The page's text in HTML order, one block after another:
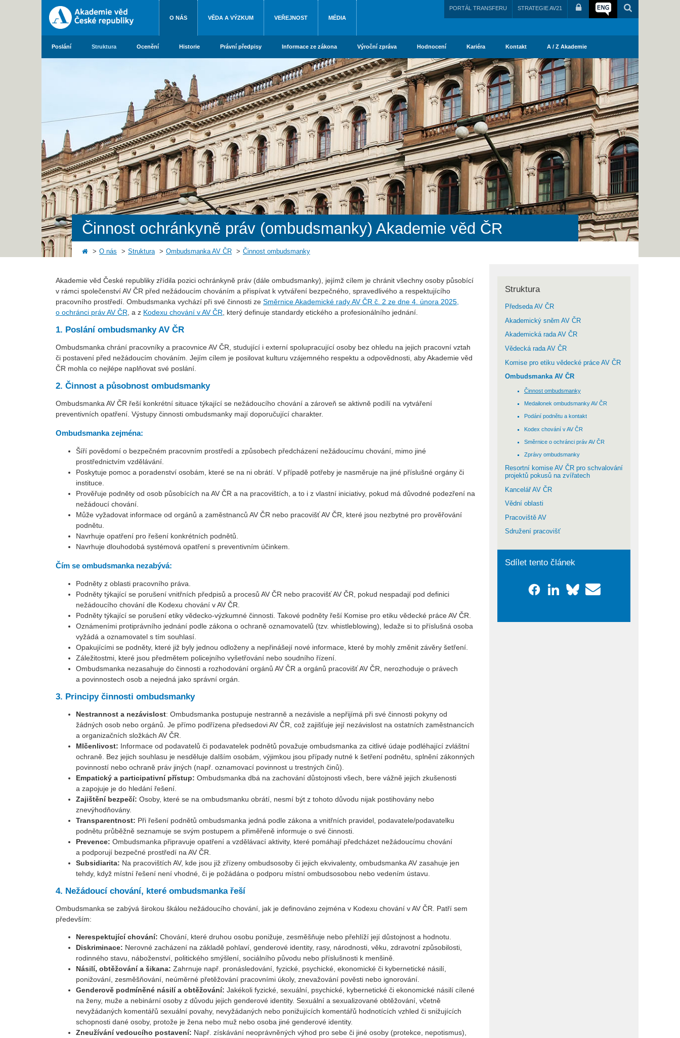
O NÁS VĚDA A VÝZKUM VEŘEJNOST MÉDIA
PORTÁL TRANSFERU STRATEGIE AV21
Poslání Struktura Ocenění Historie Právní předpisy Informace ze zákona Výroční zpráva Hodnocení Kariéra Kontakt A / Z Akademie
Činnost ochránkyně práv (ombudsmanky) Akademie věd ČR
O nás Struktura Ombudsmanka AV ČR Činnost ombudsmanky
Akademie věd České republiky zřídila pozici ochránkyně práv (dále ombudsmanky), jejímž cílem je chránit všechny osoby působící
v rámci společenství AV ČR před nežádoucím chováním a přispívat k vytváření bezpečného, spravedlivého a respektujícího
pracovního prostředí. Ombudsmanka vychází při své činnosti ze Směrnice Akademické rady AV ČR č. 2 ze dne 4. února 2025,
o ochránci práv AV ČR, a z Kodexu chování v AV ČR, který definuje standardy etického a profesionálního jednání.
1. Poslání ombudsmanky AV ČR
Ombudsmanka chrání pracovníky a pracovnice AV ČR, studující i externí spolupracující osoby bez ohledu na jejich pracovní vztah
či postavení před nežádoucím chováním. Jejím cílem je posilovat kulturu vzájemného respektu a odpovědnosti, aby Akademie věd
ČR mohla co nejlépe naplňovat své poslání.
2. Činnost a působnost ombudsmanky
Ombudsmanka AV ČR řeší konkrétní situace týkající se nežádoucího chování a zároveň se aktivně podílí na vytváření
preventivních opatření. Výstupy činnosti ombudsmanky mají doporučující charakter.
Ombudsmanka zejména:
Šíří povědomí o bezpečném pracovním prostředí a způsobech předcházení nežádoucímu chování, mimo jiné
prostřednictvím vzdělávání.
Poskytuje pomoc a poradenství osobám, které se na ni obrátí. V případě potřeby je nasměruje na jiné příslušné orgány či
instituce.
Prověřuje podněty od osob působících na AV ČR a na pracovištích, a to i z vlastní iniciativy, pokud má důvodné podezření na
nežádoucí chování.
Může vyžadovat informace od orgánů a zaměstnanců AV ČR nebo pracovišť AV ČR, které jsou nezbytné pro prověřování
podnětu.
Navrhuje opatření pro řešení konkrétních podnětů.
Navrhuje dlouhodobá systémová opatření s preventivním účinkem.
Čím se ombudsmanka nezabývá:
Podněty z oblasti pracovního práva.
Podněty týkající se porušení vnitřních předpisů a procesů AV ČR nebo pracovišť AV ČR, pokud nespadají pod definici
nežádoucího chování dle Kodexu chování v AV ČR.
Podněty týkající se porušení etiky vědecko-výzkumné činnosti. Takové podněty řeší Komise pro etiku vědecké práce AV ČR.
Oznámeními protiprávního jednání podle zákona o ochraně oznamovatelů (tzv. whistleblowing), ledaže si to příslušná osoba
vyžádá a oznamovatel s tím souhlasí.
Opakujícími se podněty, které již byly jednou odloženy a nepřinášejí nové informace, které by mohly změnit závěry šetření.
Záležitostmi, které jsou předmětem policejního vyšetřování nebo soudního řízení.
Ombudsmanka nezasahuje do činnosti a rozhodování orgánů AV ČR a orgánů pracovišť AV ČR, nerozhoduje o právech
a povinnostech osob a nejedná jako správní orgán.
3. Principy činnosti ombudsmanky
Nestrannost a nezávislost: Ombudsmanka postupuje nestranně a nezávisle a nepřijímá při své činnosti pokyny od
žádných osob nebo orgánů. Je přímo podřízena předsedovi AV ČR, což zajišťuje její nezávislost na ostatních zaměstnancích
a organizačních složkách AV ČR.
Mlčenlivost: Informace od podavatelů či podavatelek podnětů považuje ombudsmanka za citlivé údaje podléhající zvláštní
ochraně. Bez jejich souhlasu je nesděluje dalším osobám, výjimkou jsou případy nutné k šetření podnětu, splnění zákonných
povinností nebo ochraně práv jiných (např. oznamovací povinnost u trestných činů).
Empatický a participativní přístup: Ombudsmanka dbá na zachování důstojnosti všech, bere vážně jejich zkušenosti
a zapojuje je do hledání řešení.
Zajištění bezpečí: Osoby, které se na ombudsmanku obrátí, nesmí být z tohoto důvodu nijak postihovány nebo
znevýhodňovány.
Transparentnost: Při řešení podnětů ombudsmanka jedná podle zákona a vnitřních pravidel, podavatele/podavatelku
podnětu průběžně seznamuje se svým postupem a přiměřeně informuje o své činnosti.
Prevence: Ombudsmanka připravuje opatření a vzdělávací aktivity, které pomáhají předcházet nežádoucímu chování
a podporují bezpečné prostředí na AV ČR.
Subsidiarita: Na pracovištích AV, kde jsou již zřízeny ombudsosoby či jejich ekvivalenty, ombudsmanka AV zasahuje jen
tehdy, když místní řešení není vhodné, či je požádána o podporu místní ombudsosobou nebo vedením ústavu.
4. Nežádoucí chování, které ombudsmanka řeší
Ombudsmanka se zabývá širokou škálou nežádoucího chování, jak je definováno zejména v Kodexu chování v AV ČR. Patří sem
především:
Nerespektující chování: Chování, které druhou osobu ponižuje, zesměšňuje nebo přehlíží její důstojnost a hodnotu.
Diskriminace: Nerovné zacházení na základě pohlaví, genderové identity, rasy, národnosti, věku, zdravotní způsobilosti,
rodinného stavu, náboženství, politického smýšlení, sociálního původu nebo příslušnosti k menšině.
Násilí, obtěžování a šikana: Zahrnuje např. pronásledování, fyzické, psychické, ekonomické či kybernetické násilí,
ponižování, zesměšňování, neúměrné přetěžování pracovními úkoly, znevažování pověsti nebo ignorování.
Genderově podmíněné násilí a obtěžování: Jakékoli fyzické, sexuální, psychické, kybernetické či ekonomické násilí cílené
na ženy, muže a nebinární osoby z důvodu jejich genderové identity. Sexuální a sexualizované obtěžování, včetně
nevyžádaných komentářů sexuální povahy, nevyžádaných nebo ponižujících komentářů hodnotících vzhled či snižujících
schopnosti dané osoby, protože je žena nebo muž nebo osoba jiné genderové identity.
Zneužívání vedoucího postavení: Např. získávání neoprávněných výhod pro sebe či jiné osoby (protekce, nepotismus),
Struktura
Předseda AV ČR
Akademický sněm AV ČR
Akademická rada AV ČR
Vědecká rada AV ČR
Komise pro etiku vědecké práce AV ČR
Ombudsmanka AV ČR
Činnost ombudsmanky
Medailonek ombudsmanky AV ČR
Podání podnětu a kontakt
Kodex chování v AV ČR
Směrnice o ochránci práv AV ČR
Zprávy ombudsmanky
Resortní komise AV ČR pro schvalování
projektů pokusů na zvířatech
Kancelář AV ČR
Vědní oblasti
Pracoviště AV
Sdružení pracovišť
Sdílet tento článek